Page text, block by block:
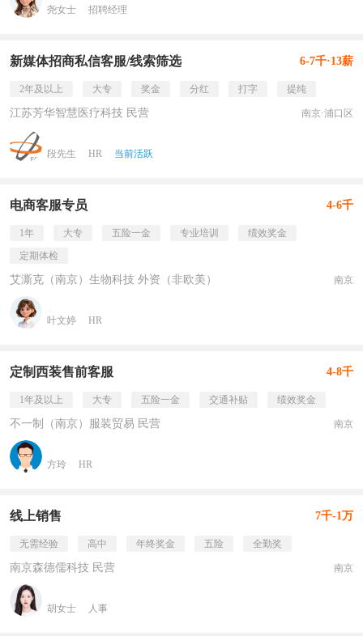
尧女士 招聘经理
新媒体招商私信客服/线索筛选 6-7千·13薪
2年及以上 大专 奖金 分红 打字 提纯
江苏芳华智慧医疗科技 民营 南京·浦口区
段先生 HR 当前活跃
电商客服专员 4-6千
1年 大专 五险一金 专业培训
绩效奖金
定期体检
艾澌克（南京）生物科技 外资（非欧美） 南京
叶文婷 HR
定制西装售前客服 4-8千
1年及以上 大专 五险一金 交通补贴 绩效奖金
不一制（南京）服装贸易 民营 南京
方玲 HR
线上销售 7千-1万
无需经验 高中 年终奖金 五险 全勤奖
南京森德儒科技 民营 南京
胡女士 人事